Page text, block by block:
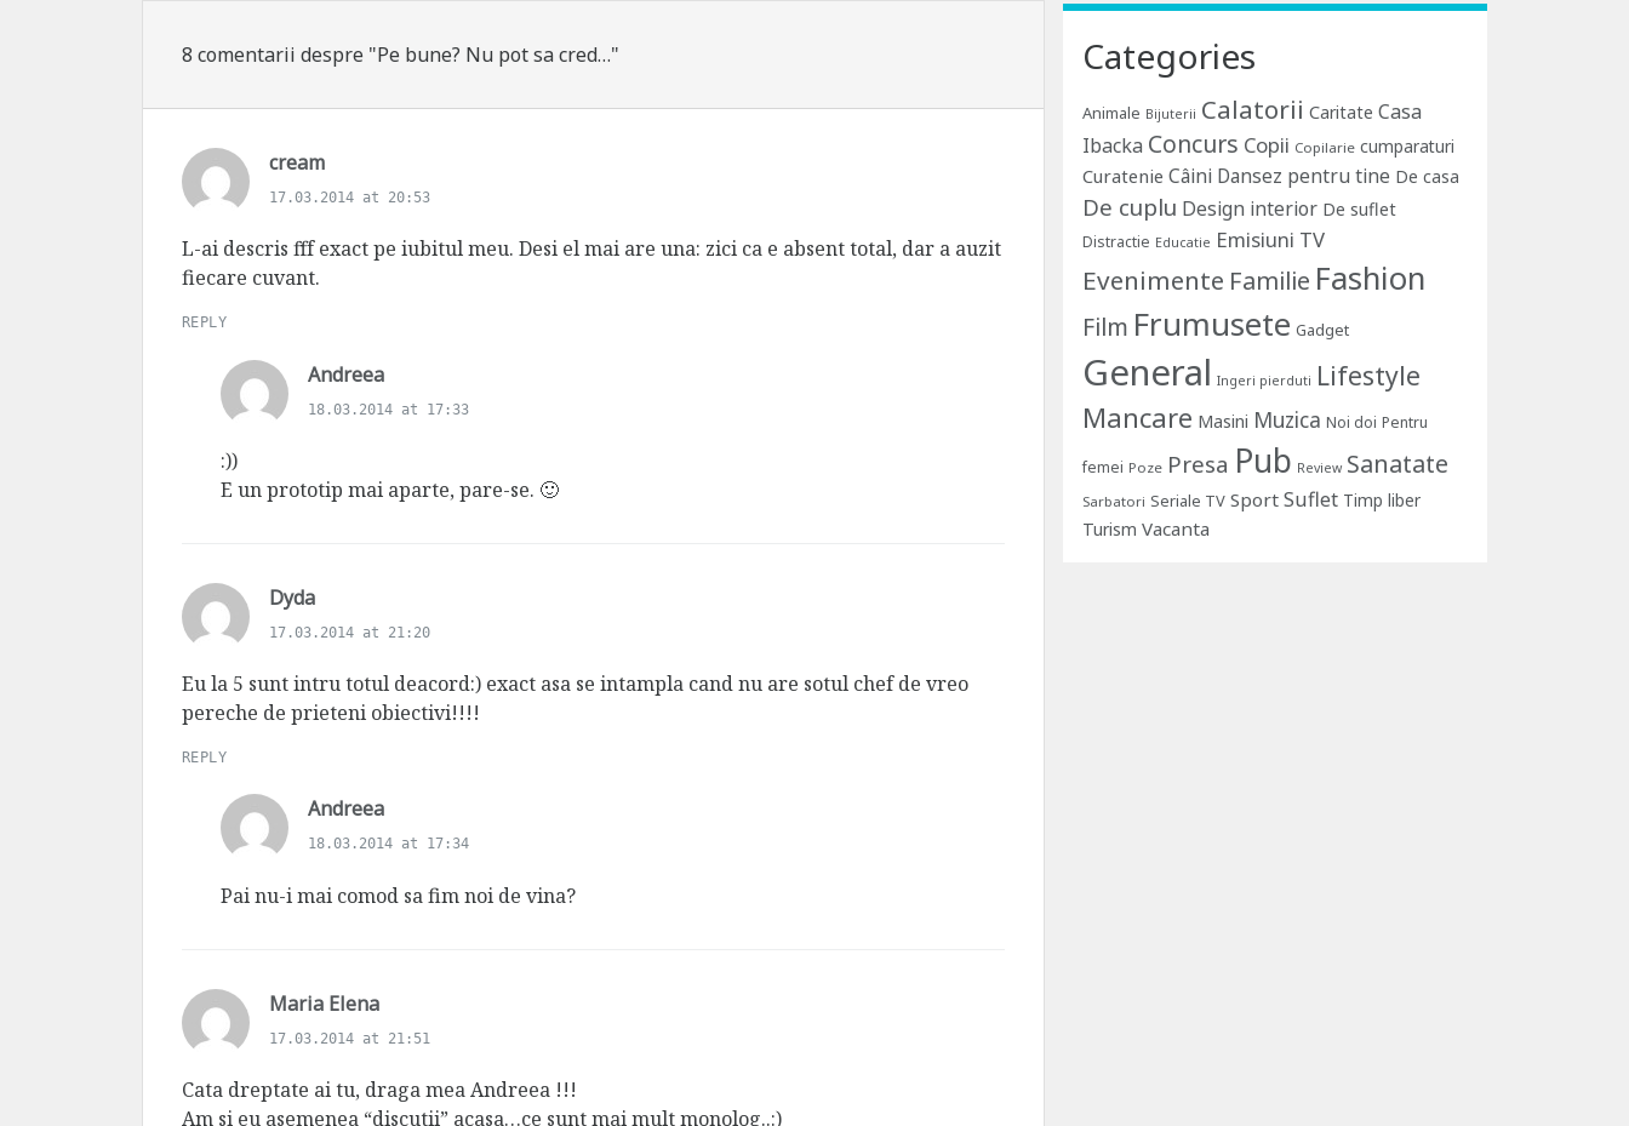
8 comentarii despre "Pe bune? Nu pot sa cred…"
creams
a
s
17.03.2014 at 20:53
L-ai descris fff exact pe iubitul meu. Desi el mai are una: zici ca e absent total, dar a auzit
fiecare cuvant.
REPLY
Andreeas
a
18.03.2014 at 17:33
:))
E un prototip mai aparte, pare-se. 🙂
Dydas
a
s
:
17.03.2014 at 21:20
Eu la 5 sunt intru totul deacord:) exact asa se intampla cand nu are sotul chef de vreo
pereche de prieteni obiectivi!!!!
REPLY
Andreeas
a
s
18.03.2014 at 17:34
Pai nu-i mai comod sa fim noi de vina?
Maria Elenas
s
:
17.03.2014 at 21:51
Cata dreptate ai tu, draga mea Andreea !!!
Am si eu asemenea “discutii” acasa…ce sunt mai mult monolog..:)
Categories
Animale Bijuterii Calatorii Caritate Casa
Ibacka Concurs Copii Copilarie cumparaturi
Curatenie Câini Dansez pentru tine De casa
De cuplu Design interior De suflet
Distractie Educatie Emisiuni TV
Evenimente Familie Fashion
Film Frumusete Gadget
General Ingeri pierduti Lifestyle
Mancare Masini Muzica Noi doi Pentru
femei Poze Presa Pub Review Sanatate
Sarbatori Seriale TV Sport Suflet Timp liber
Turism Vacanta